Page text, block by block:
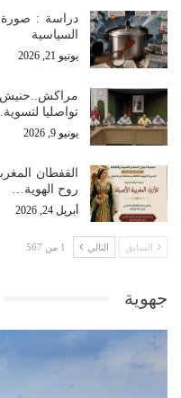
دراسة : صورة
السياسية
يونيو 21, 2026
مراكش..حنيش
تواصليا
يونيو 9, 2026
القفطان
روح الهوية…
أبريل 24, 2026
السابق التالي 1 من 567
جهوية